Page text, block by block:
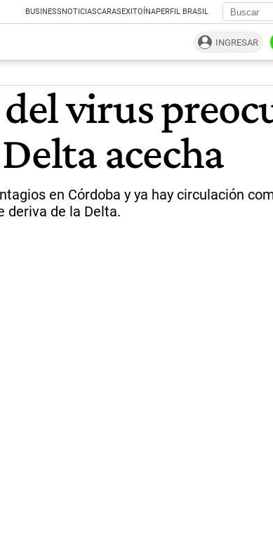
BUSINESSNOTICIASCARASEXITOÍNAPERFIL BRASIL
INGRESAR
virus
acecha
en Córdoba y ya hay circulación
deriva de la Delta.